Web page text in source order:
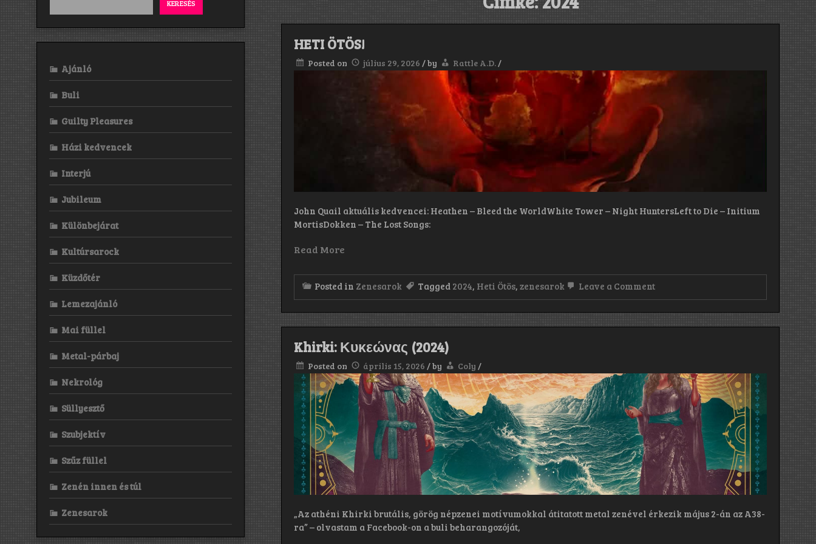
HETI ÖTÖS!
Posted on július 29, 2026 /by Rattle A.D./
John Quail aktuális kedvencei: Heathen – Bleed the WorldWhite Tower – Night HuntersLeft to Die – Initium
MortisDokken – The Lost Songs:
Read More
Posted in Zenesarok Tagged 2024, Heti Ötös,zenesarok Leave a Commenton
Khirki: Κ​υ​κ​ε​ώ​ν​α​ς (2024)
Posted on április 15, 2026 /by Coly /
„Az athéni Khirki brutális, görög népzenei motívumokkal átitatott metal zenével érkezik május 2-án az A38-
ra” – olvastam a Facebook-on a buli beharangozóját,
KERESÉS
Ajánló
Buli
Guilty Pleasures
Házi kedvencek
Interjú
Jubileum
Különbejárat
Kultúrsarock
Küzdőtér
Lemezajánló
Mai füllel
Metal-párbaj
Nekrológ
Süllyesztő
Szubjektív
Szűz füllel
Zenén innen és túl
Zenesarok